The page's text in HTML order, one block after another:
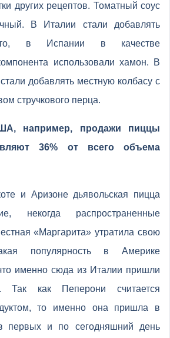
других рецептов. Томатный соус
В Италии стали добавлять
в Испании в качестве
использовали хамон. В
добавлять местную колбасу с
стручкового перца.
например, продажи пиццы
36% от всего объема
и Аризоне дьявольская пицца
некогда распространенные
«Маргарита» утратила свою
популярность в Америке
именно сюда из Италии пришли
Так как Пеперони считается
то именно она пришла в
первых и по сегодняшний день